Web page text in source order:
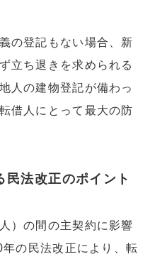
の登記もない場合、新
立ち退きを求められる
人の建物登記が備わっ
借人にとって最大の防
民法改正のポイント
）の間の主契約に影響
の民法改正により、転